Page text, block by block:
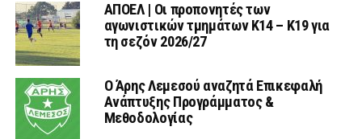
ΑΠΟΕΛ | Οι προπονητές των
αγωνιστικών τμημάτων Κ14 – Κ19 για
τη σεζόν 2026/27
Ο Άρης Λεμεσού αναζητά Επικεφαλή
Ανάπτυξης Προγράμματος &
Μεθοδολογίας